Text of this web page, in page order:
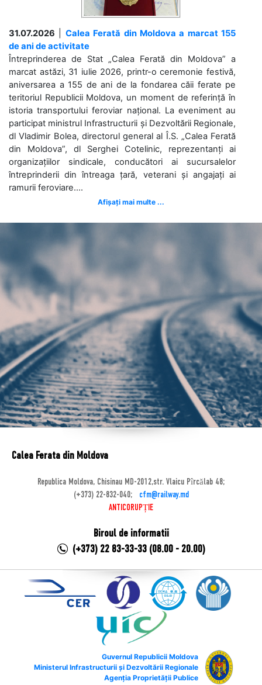
31.07.2026
Calea Ferată din Moldova a marcat 155
de ani de activitate
Întreprinderea de Stat „Calea Ferată din Moldova” a
marcat astăzi, 31 iulie 2026, printr-o ceremonie festivă,
aniversarea a 155 de ani de la fondarea căii ferate pe
teritoriul Republicii Moldova, un moment de referință în
istoria transportului feroviar național. La eveniment au
participat ministrul Infrastructurii și Dezvoltării Regionale,
dl Vladimir Bolea, directorul general al Î.S. „Calea Ferată
din Moldova”, dl Serghei Cotelinic, reprezentanți ai
organizațiilor sindicale, conducători ai sucursalelor
întreprinderii din întreaga țară, veterani și angajați ai
ramurii feroviare....
Afișați mai multe ...
Calea Ferata din Moldova
Republica Moldova, Chisinau MD-2012,str. Vlaicu Pîrcălab 48;
(+373) 22-832-040;
cfm@railway.md
ANTICORUPȚIE
Biroul de informatii
(+373) 22 83-33-33 (08.00 - 20.00)
Guvernul Republicii Moldova
Ministerul Infrastructurii și Dezvoltării Regionale
Agenția Proprietății Publice